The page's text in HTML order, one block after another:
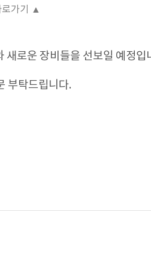
로가기 ▲
새로운 장비들을 선보일 예정입
부탁드립니다.